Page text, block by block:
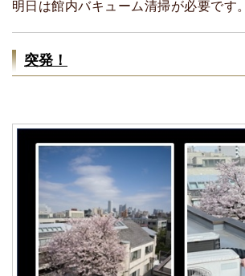
明日は館内バキューム清掃が必要です。
突発！